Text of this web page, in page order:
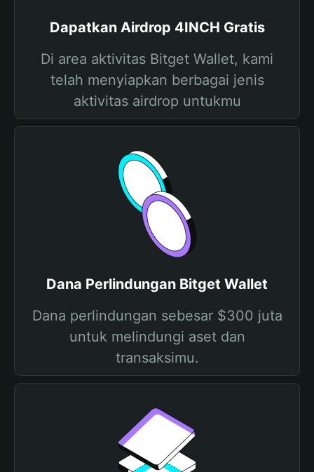
Dapatkan Airdrop 4INCH Gratis
Di area aktivitas Bitget Wallet, kami
telah menyiapkan berbagai jenis
aktivitas airdrop untukmu
Dana Perlindungan Bitget Wallet
Dana perlindungan sebesar $300 juta
untuk melindungi aset dan
transaksimu.